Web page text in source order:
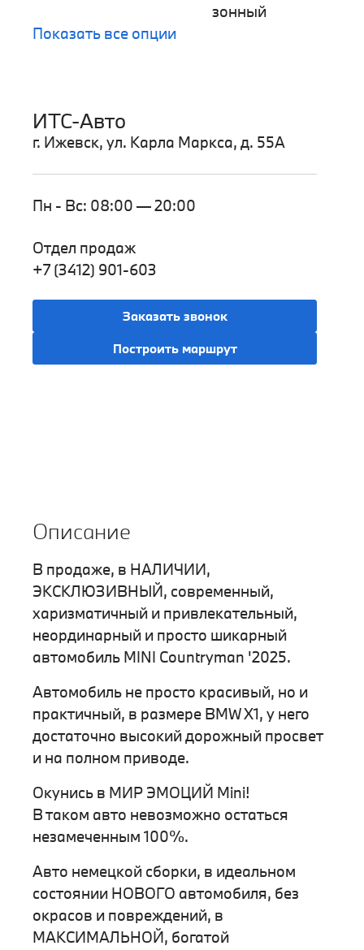
зонный
Показать все опции
ИТС-Авто
г. Ижевск, ул. Карла Маркса, д. 55А
Пн - Вс: 08:00 — 20:00
Отдел продаж
+7 (3412) 901-603
Заказать звонок
Построить маршрут
Описание
В продаже, в НАЛИЧИИ,
ЭКСКЛЮЗИВНЫЙ, современный,
харизматичный и привлекательный,
неординарный и просто шикарный
автомобиль MINI Countryman '2025.
Автомобиль не просто красивый, но и
практичный, в размере BMW X1, у него
достаточно высокий дорожный просвет
и на полном приводе.
Окунись в МИР ЭМОЦИЙ Mini!
В таком авто невозможно остаться
незамеченным 100%.
Авто немецкой сборки, в идеальном
состоянии НОВОГО автомобиля, без
окрасов и повреждений, в
МАКСИМАЛЬНОЙ, богатой